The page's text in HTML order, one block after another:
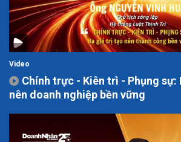
Video
Chính trực - Kiên trì - Phụng sự:
nên doanh nghiệp bền vững